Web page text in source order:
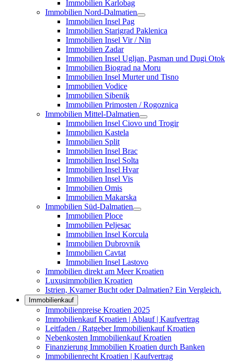
Immobilien Karlobag
Immobilien Nord-Dalmatien
Immobilien Insel Pag
Immobilien Starigrad Paklenica
Immobilien Insel Vir / Nin
Immobilien Zadar
Immobilien Insel Ugljan, Pasman und Dugi Otok
Immobilien Biograd na Moru
Immobilien Insel Murter und Tisno
Immobilien Vodice
Immobilien Sibenik
Immobilien Primosten / Rogoznica
Immobilien Mittel-Dalmatien
Immobilien Insel Ciovo und Trogir
Immobilien Kastela
Immobilien Split
Immobilien Insel Brac
Immobilien Insel Solta
Immobilien Insel Hvar
Immobilien Insel Vis
Immobilien Omis
Immobilien Makarska
Immobilien Süd-Dalmatien
Immobilien Ploce
Immobilien Peljesac
Immobilien Insel Korcula
Immobilien Dubrovnik
Immobilien Cavtat
Immobilien Insel Lastovo
Immobilien direkt am Meer Kroatien
Luxusimmobilien Kroatien
Istrien, Kvarner Bucht oder Dalmatien? Ein Vergleich.
Immobilienkauf
Immobilienpreise Kroatien 2025
Immobilienkauf Kroatien | Ablauf | Kaufvertrag
Leitfaden / Ratgeber Immobilienkauf Kroatien
Nebenkosten Immobilienkauf Kroatien
Finanzierung Immobilien Kroatien durch Banken
Immobilienrecht Kroatien | Kaufvertrag